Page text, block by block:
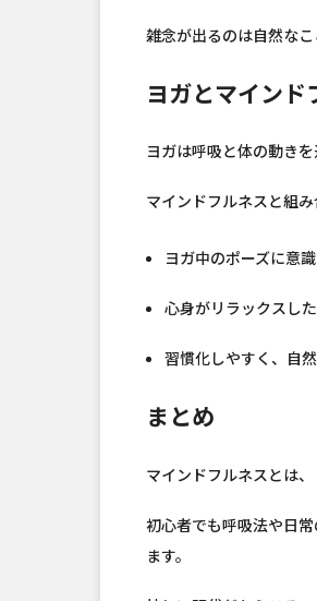
雑念が出るのは自然な
ヨガとマインド
ヨガは呼吸と体の動き
マインドフルネスと組
ヨガ中のポーズに意
心身がリラックスし
習慣化しやすく、自
まとめ
マインドフルネスとは
初心者でも呼吸法や日
ます。